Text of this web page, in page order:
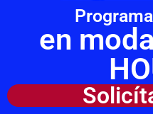
en